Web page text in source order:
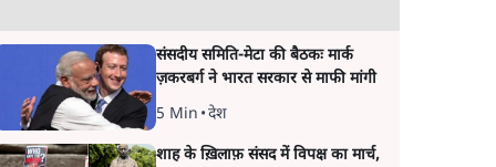
संसदीय समिति-मेटा की बैठकः मार्क
ज़करबर्ग ने भारत सरकार से माफी मांगी
5 Min •देश
शाह के ख़िलाफ़ संसद में विपक्ष का मार्च,